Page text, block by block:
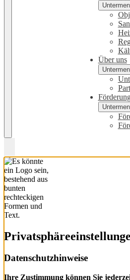
Über uns
Datenschutzhinweise
Ihre Zustimmung können Sie